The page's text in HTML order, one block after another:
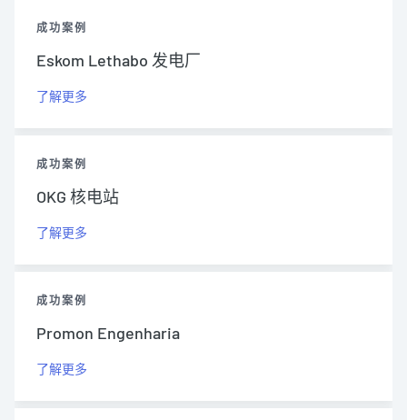
成功案例
Eskom Lethabo 发电厂
了解更多
成功案例
OKG 核电站
了解更多
成功案例
Promon Engenharia
了解更多